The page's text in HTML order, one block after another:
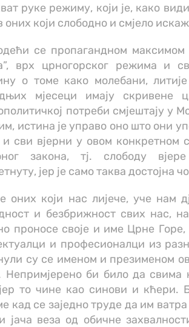
руке режиму, који је, како
оних који слободно и смјело
се пропагандном
врх црногорског режима и
о томе како молебани,
мјесеци имају
потреби смјештају у
истина је управо оно што они
сви вјерни у овом конкретном
закона, тј. слободу
јер је само таква достојна
оних који нас лијече, уче нам
и безбрижност свих нас,
проносе своје и име Црне
и професионалци из
су се именом и презименом
Непримјерено би било да
то чине као синови и кћери.
кад се заједно труде да им
јача веза од обичне